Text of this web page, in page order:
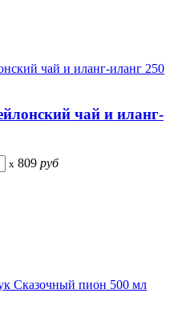
чай и иланг-
x 809 руб